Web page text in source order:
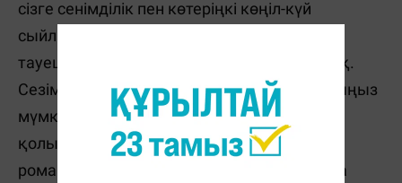
сізге сенімділік пен көтеріңкі көңіл-күй
сыйлайды. Өз махаббатын жолықтырған
тауешкі қарым-қатынаста тұрақты болмақ.
Сезіміңіз суып бара жатқандай ойда болуыңыз
мүмкін, бірақ, бұл - қате пікір. Оны түзеу өз
қолыңызда, бірге киноға бару мен
романтикалық кездесулер бәрін өз орнына